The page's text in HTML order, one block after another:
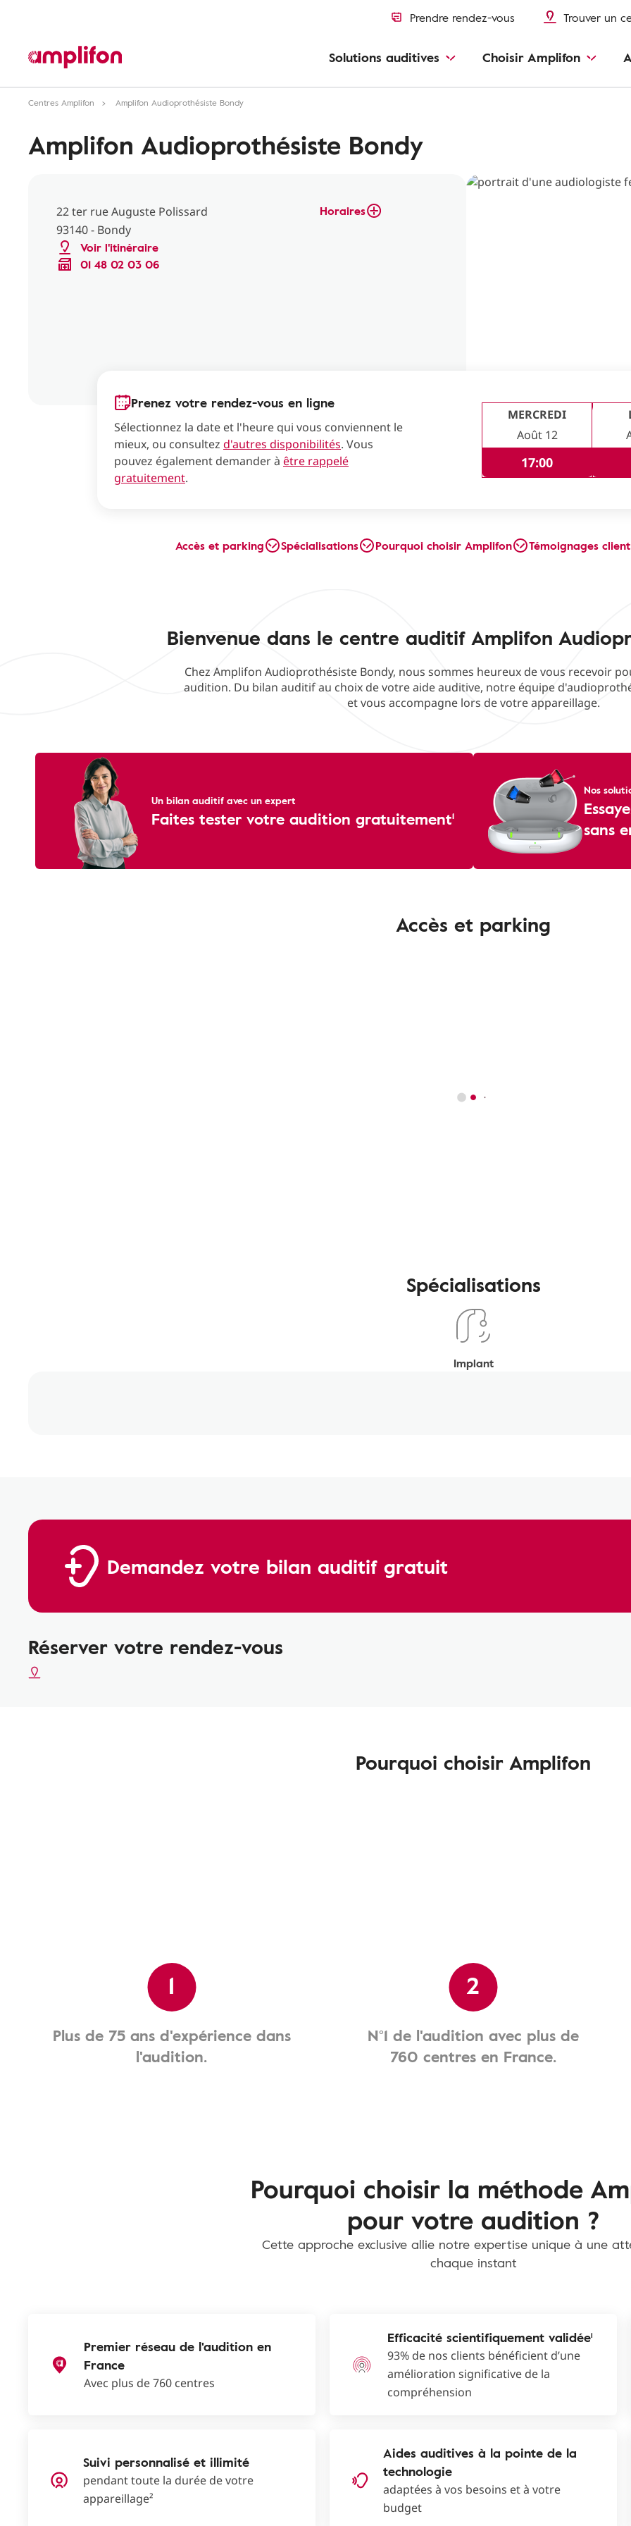
Prendre rendez-vous Trouver un
Solutions auditives Choisir Amplifon
Centres Amplifon Amplifon Audioprothésiste Bondy
Amplifon Audioprothésiste Bondy
22 ter rue Auguste Polissard
93140 - Bondy
Voir l'itinéraire
01 48 02 03 06
Horaires
Prenez votre rendez-vous en ligne
Sélectionnez la date et l'heure qui vous conviennent le
mieux, ou consultez d'autres disponibilités. Vous
pouvez également demander à être rappelé
gratuitement.
MERCREDI
Août 12
17:00
Accès et parking Spécialisations Pourquoi choisir Amplifon Témoignages client
Bienvenue dans le centre auditif Amplifon
Chez Amplifon Audioprothésiste Bondy, nous sommes heureux de vous recevoir
audition. Du bilan auditif au choix de votre aide auditive, notre équipe
et vous accompagne lors de votre appareillage.
Un bilan auditif avec un expert
Faites tester votre audition gratuitement¹
Nos
sans
Accès et parking
Spécialisations
Implant
Demandez votre bilan auditif gratuit
Réserver votre rendez-vous
Pourquoi choisir Amplifon
1
Plus de 75 ans d'expérience dans
l'audition.
2
N°1 de l'audition avec plus de
760 centres en France.
Pourquoi choisir la méthode
pour votre audition ?
Cette approche exclusive allie notre expertise unique à une
chaque instant
Premier réseau de l'audition en
France
Avec plus de 760 centres
Efficacité scientifiquement validée¹
93% de nos clients bénéficient d’une
amélioration significative de la
compréhension
Suivi personnalisé et illimité
pendant toute la durée de votre
appareillage²
Aides auditives à la pointe de la
technologie
adaptées à vos besoins et à votre
budget